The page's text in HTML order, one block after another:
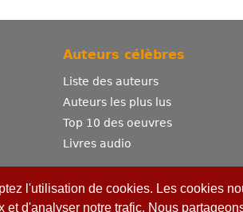
l'utilisation de cookies. Les cookies
d'analyser notre trafic. Nous
Auteurs célèbres
Liste des auteurs
Auteurs les plus lus
Top 10 des oeuvres
Livres audio